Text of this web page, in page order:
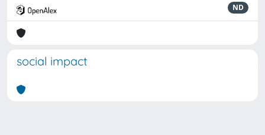
ND
social impact